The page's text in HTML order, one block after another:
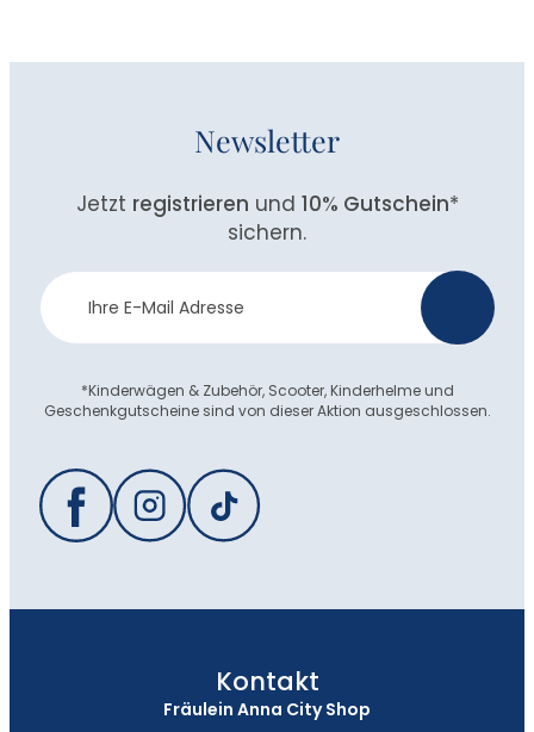
Newsletter
Jetzt registrieren und 10% Gutschein*
sichern.
Newsletter
Anmeldung
*Kinderwägen & Zubehör, Scooter, Kinderhelme und
Geschenkgutscheine sind von dieser Aktion ausgeschlossen.
Kontakt
Fräulein Anna City Shop